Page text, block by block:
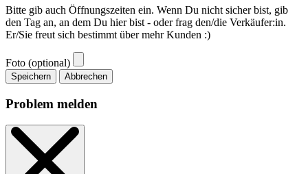
Bitte gib auch Öffnungszeiten ein. Wenn Du nicht sicher bist, gib
den Tag an, an dem Du hier bist - oder frag den/die Verkäufer:in.
Er/Sie freut sich bestimmt über mehr Kunden :)
Foto (optional)
Speichern Abbrechen
Problem melden